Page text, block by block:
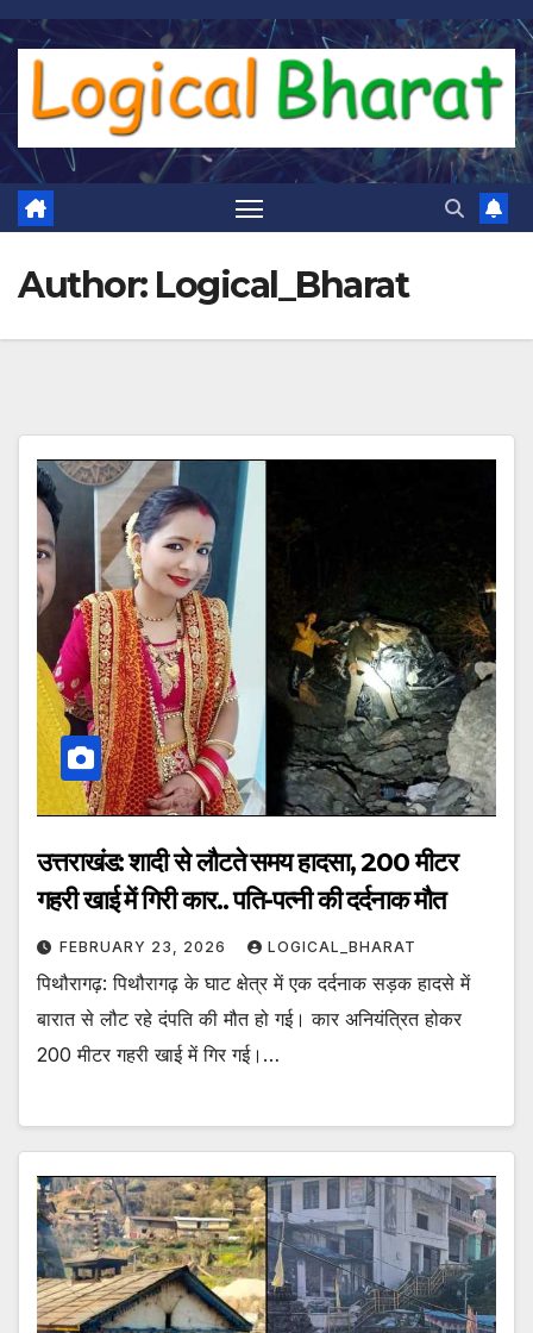
Skip
content
Author: Logical_Bharat
उत्तराखंड: शादी से लौटते समय हादसा, 200 मीटर
गहरी खाई में गिरी कार.. पति-पत्नी की दर्दनाक मौत
FEBRUARY 23, 2026 LOGICAL_BHARAT
पिथौरागढ़: पिथौरागढ़ के घाट क्षेत्र में एक दर्दनाक सड़क हादसे में
बारात से लौट रहे दंपति की मौत हो गई। कार अनियंत्रित होकर
200 मीटर गहरी खाई में गिर गई।…